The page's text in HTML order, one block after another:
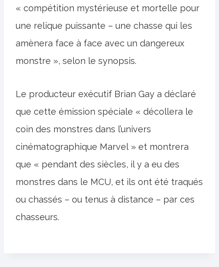
« compétition mystérieuse et mortelle pour
une relique puissante – une chasse qui les
amènera face à face avec un dangereux
monstre », selon le synopsis.
Le producteur exécutif Brian Gay a déclaré
que cette émission spéciale « décollera le
coin des monstres dans l’univers
cinématographique Marvel » et montrera
que « pendant des siècles, il y a eu des
monstres dans le MCU, et ils ont été traqués
ou chassés – ou tenus à distance – par ces
chasseurs.